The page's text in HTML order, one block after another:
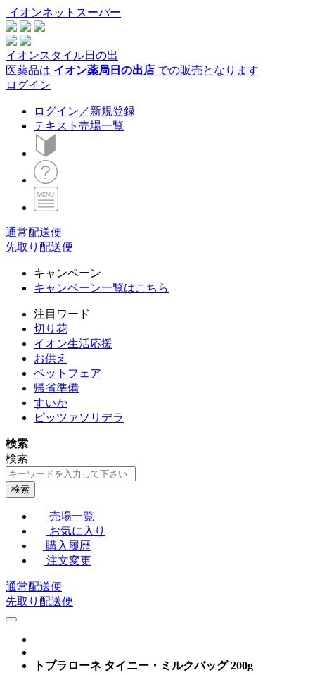
イオンネットスーパー
イオンスタイル日の出
医薬品は イオン薬局日の出店 での販売となります
ログイン
ログイン／新規登録
テキスト売場一覧
通常配送便
先取り配送便
キャンペーン
キャンペーン一覧はこちら
注目ワード
切り花
イオン生活応援
お供え
ペットフェア
帰省準備
すいか
ピッツァソリデラ
検索
検索
検索
売場一覧
お気に入り
購入履歴
注文変更
通常配送便
先取り配送便
トブラローネ タイニー・ミルクバッグ 200g